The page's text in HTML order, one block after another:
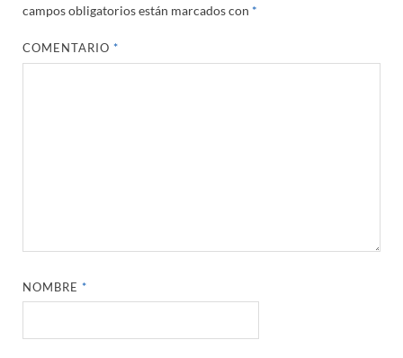
campos obligatorios están marcados con *
COMENTARIO*
NOMBRE*